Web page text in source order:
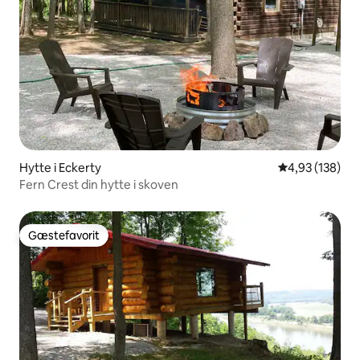
Hytte i Eckerty 4,93 ud af 5 i
4,93 (138)
Fern Crest din hytte i skoven
Gæstefavorit
Gæstefavorit